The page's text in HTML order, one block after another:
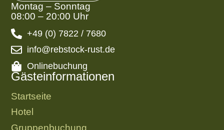
Montag – Sonntag
08:00 – 20:00 Uhr
+49 (0) 7822 / 7680
info@rebstock-rust.de
Onlinebuchung
Gästeinformationen
Startseite
Hotel
Gruppenbuchung